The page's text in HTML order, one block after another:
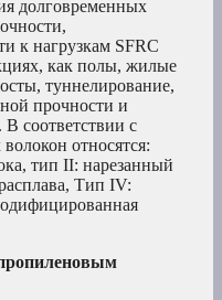
долговременных
к нагрузкам SFRC
как полы, жилые
туннелирование,
прочности и
соответствии с
относятся:
тип II: нарезанный
Тип IV: